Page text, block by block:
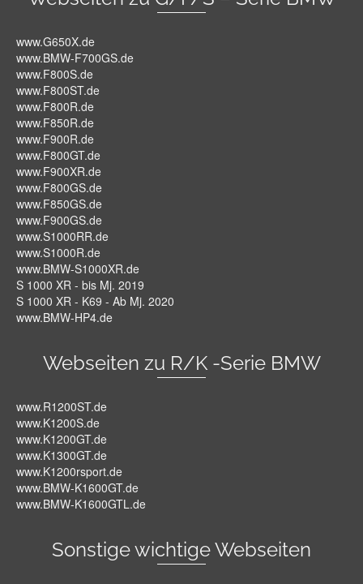
www.G650X.de
www.BMW-F700GS.de
www.F800S.de
www.F800ST.de
www.F800R.de
www.F850R.de
www.F900R.de
www.F800GT.de
www.F900XR.de
www.F800GS.de
www.F850GS.de
www.F900GS.de
www.S1000RR.de
www.S1000R.de
www.BMW-S1000XR.de
S 1000 XR - bis Mj. 2019
S 1000 XR - K69 - Ab Mj. 2020
www.BMW-HP4.de
Webseiten zu R/K -Serie BMW
www.R1200ST.de
www.K1200S.de
www.K1200GT.de
www.K1300GT.de
www.K1200rsport.de
www.BMW-K1600GT.de
www.BMW-K1600GTL.de
Sonstige wichtige Webseiten